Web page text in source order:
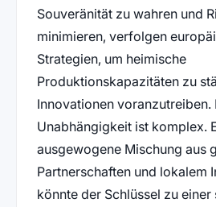
Souveränität zu wahren und
minimieren, verfolgen
Strategien, um heimische
Produktionskapazitäten zu
Innovationen voranzutreiben.
Unabhängigkeit ist komplex.
ausgewogene Mischung aus
Partnerschaften und lokalem
könnte der Schlüssel zu einer